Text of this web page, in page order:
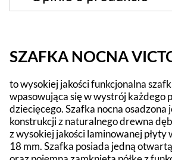
SZAFKA NOCNA
to wysokiej jakości funkcjonalna
wpasowująca się w wystrój każdego
dziecięcego. Szafka nocna osadzona
konstrukcji z naturalnego drewna
z wysokiej jakości laminowanej płyty
18 mm. Szafka posiada jedną